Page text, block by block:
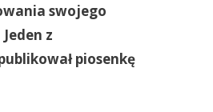
swojego
z
piosenkę